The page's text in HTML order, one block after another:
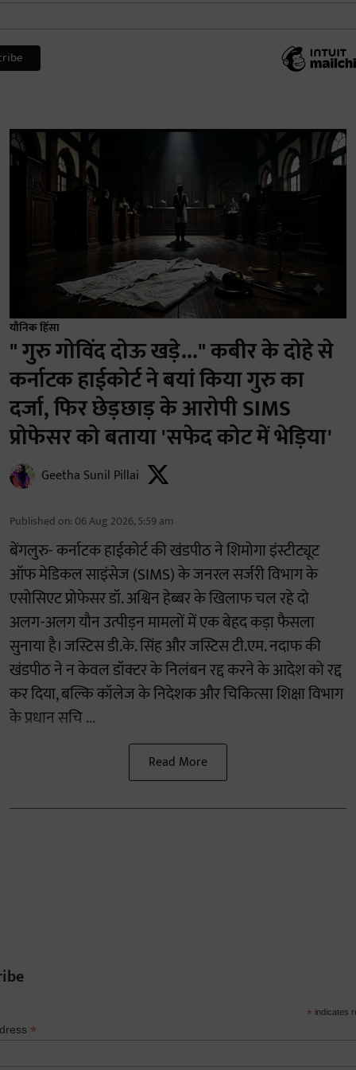
यौनिक हिंसा
" गुरु गोविंद दोऊ खड़े..." कबीर के दोहे से
कर्नाटक हाईकोर्ट ने बयां किया गुरु का
दर्जा, फिर छेड़छाड़ के आरोपी SIMS
प्रोफेसर को बताया 'सफेद कोट में भेड़िया'
Geetha Sunil Pillai
Published on: 06 Aug 2026, 5:59 am
बेंगलुरु- कर्नाटक हाईकोर्ट की खंडपीठ ने शिमोगा इंस्टीट्यूट
ऑफ मेडिकल साइंसेज (SIMS) के जनरल सर्जरी विभाग के
एसोसिएट प्रोफेसर डॉ. अश्विन हेब्बर के खिलाफ चल रहे दो
अलग-अलग यौन उत्पीड़न मामलों में एक बेहद कड़ा फैसला
सुनाया है। जस्टिस डी.के. सिंह और जस्टिस टी.एम. नदाफ की
खंडपीठ ने न केवल डॉक्टर के निलंबन रद्द करने के आदेश को रद्द
कर दिया, बल्कि कॉलेज के निदेशक और चिकित्सा शिक्षा विभाग
के प्रधान सचि ...
Read More
* indicates
*